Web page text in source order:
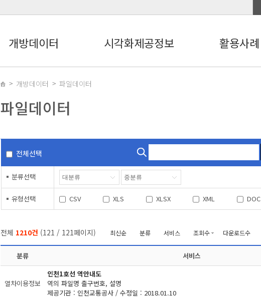
개방데이터 시각화제공정보 활용사례
개방데이터 파일데이터
파일데이터
전체선택
분류선택
유형선택 CSV XLS XLSX XML DOC
전체 1210건 (121 / 121페이지) 최신순 분류 서비스 조회수 다운로드수
분류 서비스
열차이용정보
인천1호선 역안내도
역의 파일명 출구번호, 설명
제공기관 : 인천교통공사 / 수정일 : 2018.01.10